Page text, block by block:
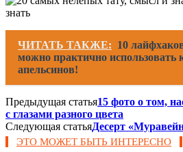
ЧИТАТЬ ТАКЖЕ: 10
можно практично использовать
апельсинов!
Предыдущая статья15 фото о том,
с глазами разного цвета
Следующая статьяДесерт
ЭТО МОЖЕТ БЫТЬ ИНТЕРЕСНО